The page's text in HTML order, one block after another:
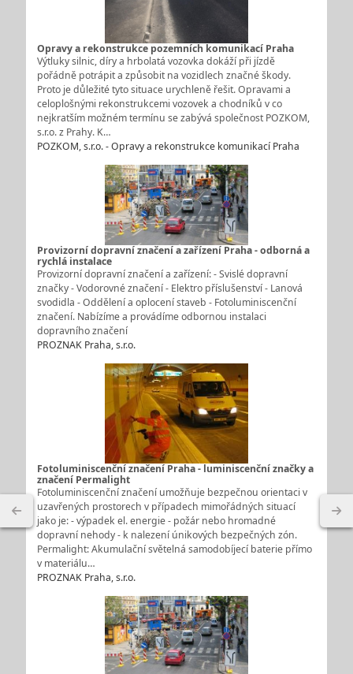
Opravy a rekonstrukce pozemních komunikací Praha
Výtluky silnic, díry a hrbolatá vozovka dokáží při jízdě
pořádně potrápit a způsobit na vozidlech značné škody.
Proto je důležité tyto situace urychleně řešit. Opravami a
celoplošnými rekonstrukcemi vozovek a chodníků v co
nejkratším možném termínu se zabývá společnost POZKOM,
s.r.o. z Prahy. K…
POZKOM, s.r.o. - Opravy a rekonstrukce komunikací Praha
Provizorní dopravní značení a zařízení Praha - odborná a
rychlá instalace
Provizorní dopravní značení a zařízení: - Svislé dopravní
značky - Vodorovné značení - Elektro příslušenství - Lanová
svodidla - Oddělení a oplocení staveb - Fotoluminiscenční
značení. Nabízíme a provádíme odbornou instalaci
dopravního značení
PROZNAK Praha, s.r.o.
Fotoluminiscenční značení Praha - luminiscenční značky a
značení Permalight
Fotoluminiscenční značení umožňuje bezpečnou orientaci v
uzavřených prostorech v případech mimořádných situací
jako je: - výpadek el. energie - požár nebo hromadné
dopravní nehody - k nalezení únikových bezpečných zón.
Permalight: Akumulační světelná samodobíjecí baterie přímo
v materiálu…
PROZNAK Praha, s.r.o.